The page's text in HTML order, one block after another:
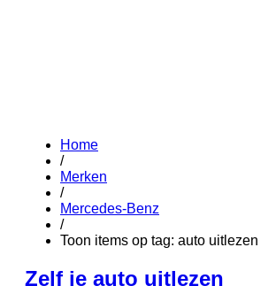
Home
/
Merken
/
Mercedes-Benz
/
Toon items op tag: auto uitlezen
Zelf je auto uitlezen